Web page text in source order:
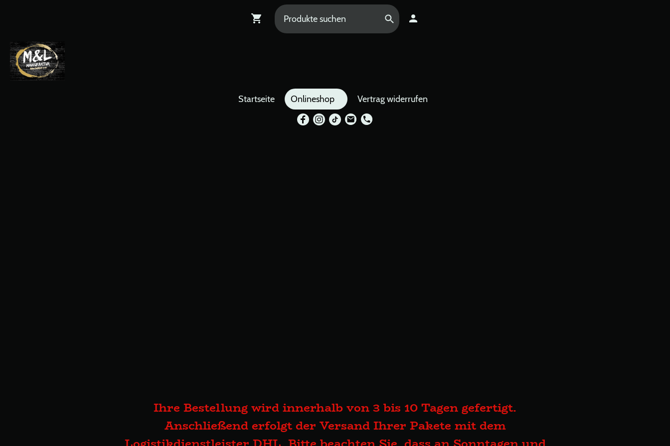
Startseite Onlineshop Vertrag widerrufen
Ihre Bestellung wird innerhalb von 3 bis 10 Tagen gefertigt.
Anschließend erfolgt der Versand Ihrer Pakete mit dem